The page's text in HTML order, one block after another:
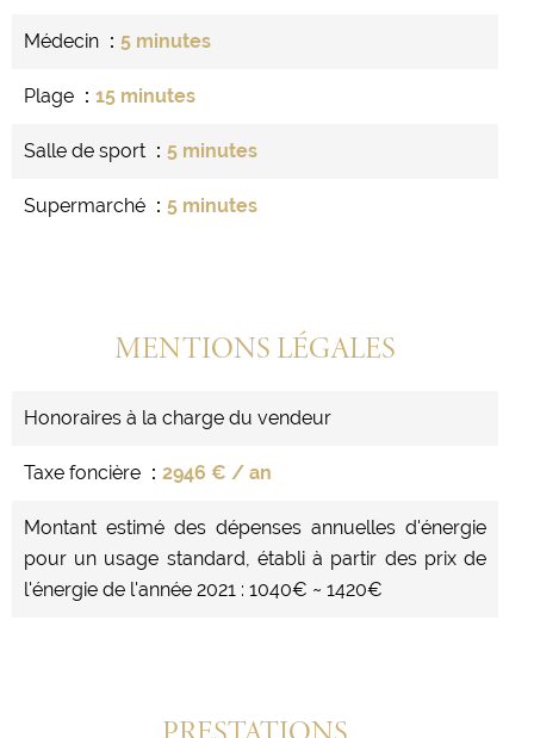
Médecin 5 minutes
Plage 15 minutes
Salle de sport 5 minutes
Supermarché 5 minutes
MENTIONS LÉGALES
Honoraires à la charge du vendeur
Taxe foncière 2946 € / an
Montant estimé des dépenses annuelles d'énergie
pour un usage standard, établi à partir des prix de
l'énergie de l'année 2021 : 1040€ ~ 1420€